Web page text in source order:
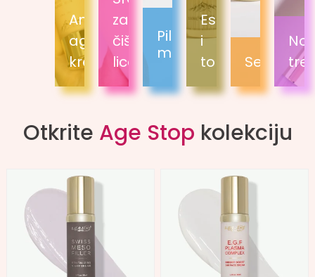
Anti-
age
kreme
za
čišćenje
lica
Piling
maske
Esencija
i
tonik
Serumi
Otkrite Age Stop kolekciju